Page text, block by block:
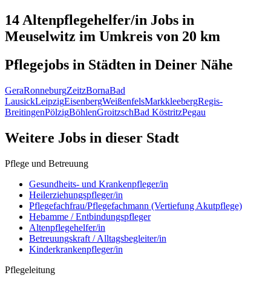
14 Altenpflegehelfer/in Jobs in
Meuselwitz im Umkreis von 20 km
Pflegejobs in Städten in Deiner Nähe
GeraRonneburgZeitzBornaBad
LausickLeipzigEisenbergWeißenfelsMarkkleebergRegis-
BreitingenPölzigBöhlenGroitzschBad KöstritzPegau
Weitere Jobs in dieser Stadt
Pflege und Betreuung
Gesundheits- und Krankenpfleger/in
Heilerziehungspfleger/in
Pflegefachfrau/Pflegefachmann (Vertiefung Akutpflege)
Hebamme / Entbindungspfleger
Altenpflegehelfer/in
Betreuungskraft / Alltagsbegleiter/in
Kinderkrankenpfleger/in
Pflegeleitung